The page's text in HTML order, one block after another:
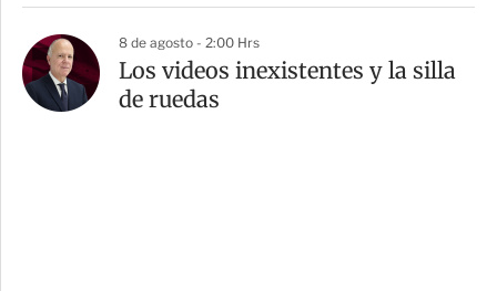
8 de agosto - 2:00 Hrs
Los videos inexistentes y la silla
de ruedas